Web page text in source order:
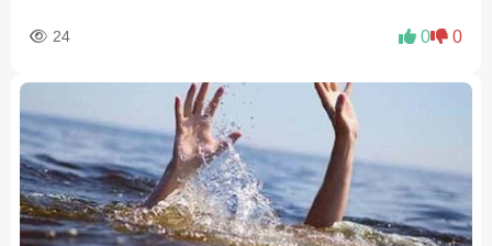
24 0 0